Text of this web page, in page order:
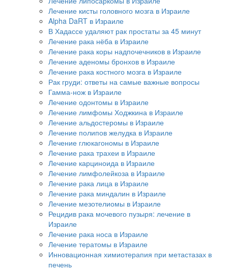
Лечение кисты головного мозга в Израиле
Alpha DaRT в Израиле
В Хадассе удаляют рак простаты за 45 минут
Лечение рака нёба в Израиле
Лечение рака коры надпочечников в Израиле
Лечение аденомы бронхов в Израиле
Лечение рака костного мозга в Израиле
Рак груди: ответы на самые важные вопросы
Гамма-нож в Израиле
Лечение одонтомы в Израиле
Лечение лимфомы Ходжкина в Израиле
Лечение альдостеромы в Израиле
Лечение полипов желудка в Израиле
Лечение глюкагономы в Израиле
Лечение рака трахеи в Израиле
Лечение карциноида в Израиле
Лечение лимфолейкоза в Израиле
Лечение рака лица в Израиле
Лечение рака миндалин в Израиле
Лечение мезотелиомы в Израиле
Рецидив рака мочевого пузыря: лечение в
Израиле
Лечение рака носа в Израиле
Лечение тератомы в Израиле
Инновационная химиотерапия при метастазах в
печень